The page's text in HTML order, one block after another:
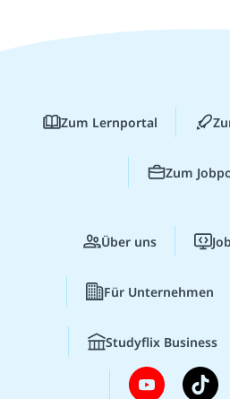
Zum Lernportal
Zum
Über uns
Für Unternehmen
Studyflix Business